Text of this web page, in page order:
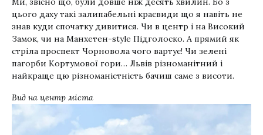
цього даху такі залипабельні краєвиди що я навіть не
знав куди спочатку дивитися. Чи в центр і на Високий
Замок, чи на Манхетен-style Підголоско. А прямий як
стріла проспект Чорновола чого вартує! Чи зелені
пагорби Кортумової гори… Львів різноманітний і
найкраще цю різноманістність бачиш саме з висоти.
Вид на центр міста